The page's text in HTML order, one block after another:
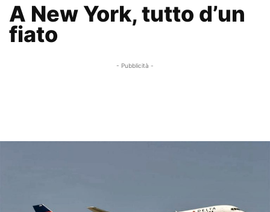
A New York, tutto d’un
fiato
- Pubblicità -